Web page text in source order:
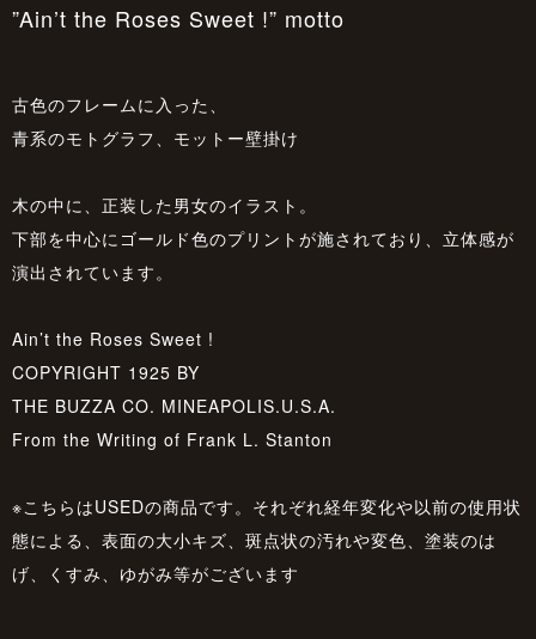
”Ain’t the Roses Sweet !” motto
古色のフレームに入った、
青系のモトグラフ、モットー壁掛け
木の中に、正装した男女のイラスト。
下部を中心にゴールド色のプリントが施されており、立体感が
演出されています。
Ain’t the Roses Sweet !
COPYRIGHT 1925 BY
THE BUZZA CO. MINEAPOLIS.U.S.A.
From the Writing of Frank L. Stanton
※こちらはUSEDの商品です。それぞれ経年変化や以前の使用状
態による、表面の大小キズ、斑点状の汚れや変色、塗装のは
げ、くすみ、ゆがみ等がございます